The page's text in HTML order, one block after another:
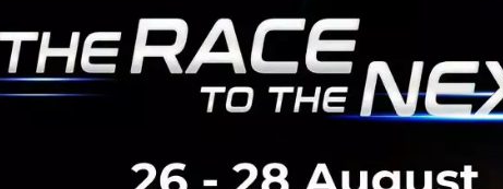
เราสามารถทำให้ร้านของเรามีชื่อเสียงได้ ให้ค